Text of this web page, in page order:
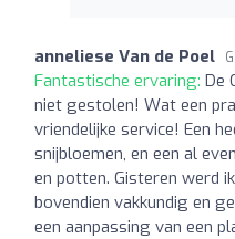
anneliese Van de Poel
Fantastische ervaring: De
niet gestolen! Wat een
vriendelijke service! Een
snijbloemen, en een al
en potten. Gisteren werd
bovendien vakkundig en
een aanpassing van een